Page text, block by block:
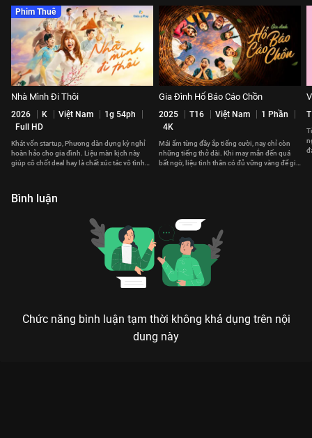
Phim Thuê
Nhà Mình Đi Thôi
2026 K Việt Nam
1g 54ph
Full HD
Khát vốn startup, Phương dàn dựng kỳ nghỉ
hoàn hảo cho gia đình. Liệu màn kịch này
giúp cô chốt deal hay là chất xúc tác vô tình
Gia Đình Hổ Báo Cáo Chồn
2025 T16 Việt Nam
1 Phần
4K
Mái ấm từng đầy ắp tiếng cười, nay chỉ còn
những tiếng thở dài. Khi may mắn đến quá
bất ngờ, liệu tình thân có đủ vững vàng để giữ
Bình luận
Chức năng bình luận tạm thời không khả dụng trên nội
dung này